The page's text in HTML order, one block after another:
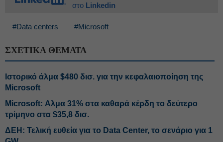
στο Linkedin
#Data centers #Microsoft
ΣΧΕΤΙΚΑ ΘΕΜΑΤΑ
Ιστορικό άλμα $480 δισ. για την κεφαλαιοποίηση της
Microsoft
Microsoft: Αλμα 31% στα καθαρά κέρδη το δεύτερο
τρίμηνο στα $35,8 δισ.
ΔΕΗ: Τελική ευθεία για το Data Center, το σενάριο για 1